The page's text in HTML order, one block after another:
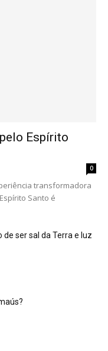
Espírito
0
transformadora
Santo é
de ser sal da Terra e luz